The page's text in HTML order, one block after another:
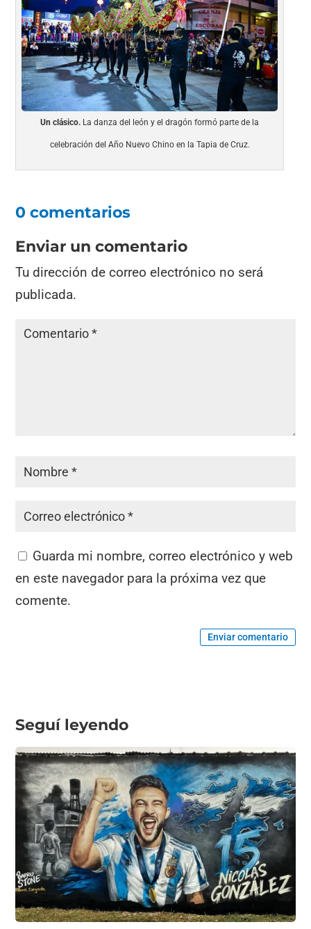
Un clásico. La danza del león y el dragón formó parte de la
celebración del Año Nuevo Chino en la Tapia de Cruz.
0 comentarios
Enviar un comentario
Tu dirección de correo electrónico no será
publicada.
Guarda mi nombre, correo electrónico y web
en este navegador para la próxima vez que
comente.
Enviar comentario
Seguí leyendo